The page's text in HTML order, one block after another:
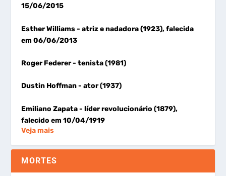
15/06/2015
Esther Williams- atriz e nadadora (1923), falecida
em 06/06/2013
Roger Federer- tenista (1981)
Dustin Hoffman- ator (1937)
Emiliano Zapata- líder revolucionário (1879),
falecido em 10/04/1919
Veja mais
MORTES